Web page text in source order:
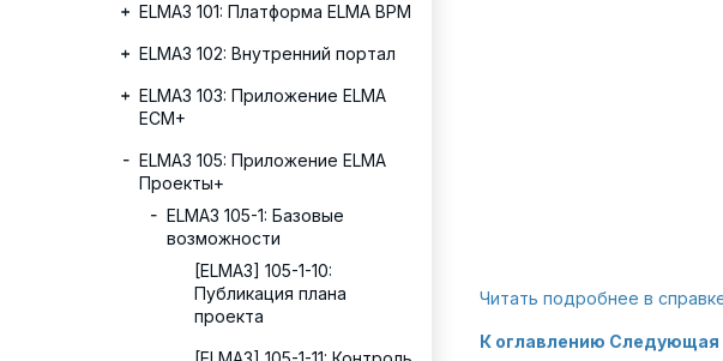
ELMA3 101: Платформа ELMA BPM
ELMA3 102: Внутренний портал
ELMA3 103: Приложение ELMA
ECM+
ELMA3 105: Приложение ELMA
Проекты+
ELMA3 105-1: Базовые
возможности
[ELMA3] 105-1-10:
Публикация плана
проекта
Читать подробнее в
К оглавлению Следующая